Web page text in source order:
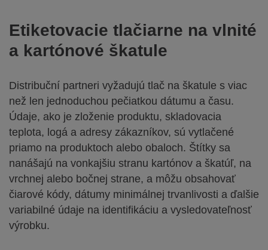
Etiketovacie tlačiarne na vlnité
a kartónové škatule
Distribuční partneri vyžadujú tlač na škatule s viac
než len jednoduchou pečiatkou dátumu a času.
Údaje, ako je zloženie produktu, skladovacia
teplota, logá a adresy zákazníkov, sú vytlačené
priamo na produktoch alebo obaloch. Štítky sa
nanášajú na vonkajšiu stranu kartónov a škatúľ, na
vrchnej alebo bočnej strane, a môžu obsahovať
čiarové kódy, dátumy minimálnej trvanlivosti a ďalšie
variabilné údaje na identifikáciu a vysledovateľnosť
výrobku.